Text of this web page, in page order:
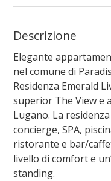
Descrizione
Elegante
nel comune di
Residenza Emerald
superior The View e
Lugano. La
concierge, SPA,
ristorante e bar/
livello di comfort e
standing.